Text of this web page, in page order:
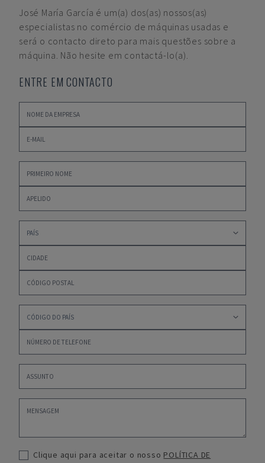
José María García é um(a) dos(as) nossos(as)
especialistas no comércio de máquinas usadas e
será o contacto direto para mais questões sobre a
máquina. Não hesite em contactá-lo(a).
ENTRE EM CONTACTO
Clique aqui para aceitar o nosso POLÍTICA DE